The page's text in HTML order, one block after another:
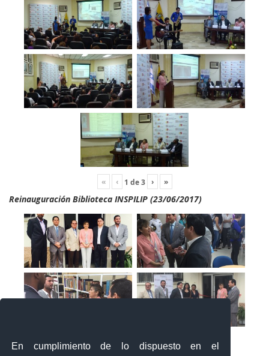
En cumplimiento de lo dispuesto en el
« ‹ 1 de3 › »
Reinauguración Biblioteca INSPILIP (23/06/2017)